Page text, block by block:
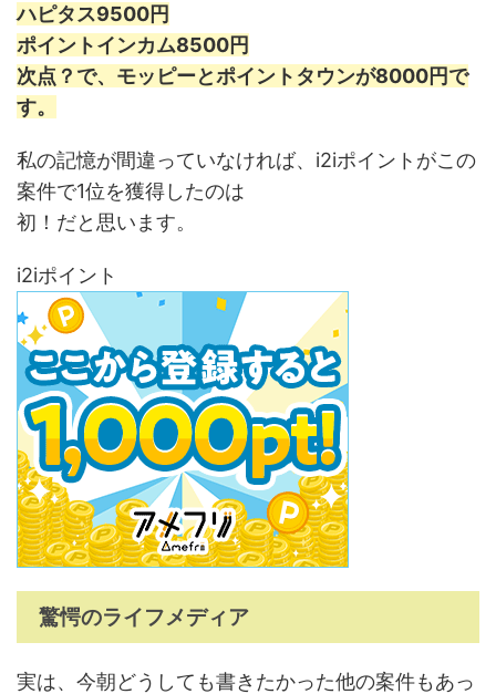
ハピタス9500円
ポイントインカム8500円
次点？で、モッピーとポイントタウンが8000円で
す。
私の記憶が間違っていなければ、i2iポイントがこの
案件で1位を獲得したのは
初！だと思います。
i2iポイント
驚愕のライフメディア
実は、今朝どうしても書きたかった他の案件もあっ